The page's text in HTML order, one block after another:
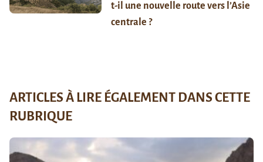
t-il une nouvelle route vers l’Asie
centrale ?
ARTICLES À LIRE ÉGALEMENT DANS CETTE
RUBRIQUE